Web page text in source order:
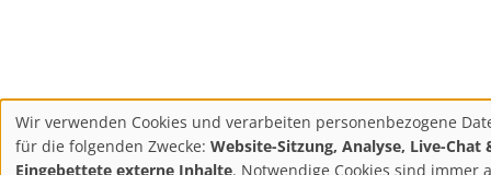
Wir verwenden Cookies und verarbeiten personenbezogene
für die folgenden Zwecke: Website-Sitzung, Analyse, Live-Chat
Eingebettete externe Inhalte. Notwendige Cookies sind immer